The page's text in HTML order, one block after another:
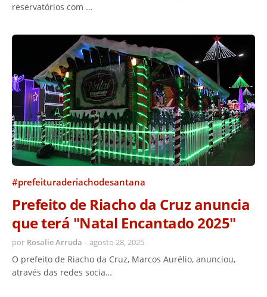
reservatórios com …
#prefeituraderiachodesantana
Prefeito de Riacho da Cruz anuncia
que terá "Natal Encantado 2025"
por Rosalie Arruda - agosto 28, 2025
O prefeito de Riacho da Cruz, Marcos Aurélio, anunciou,
através das redes socia…